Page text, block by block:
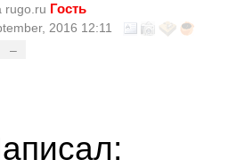
rugo.ru Гость
2016 12:11
–